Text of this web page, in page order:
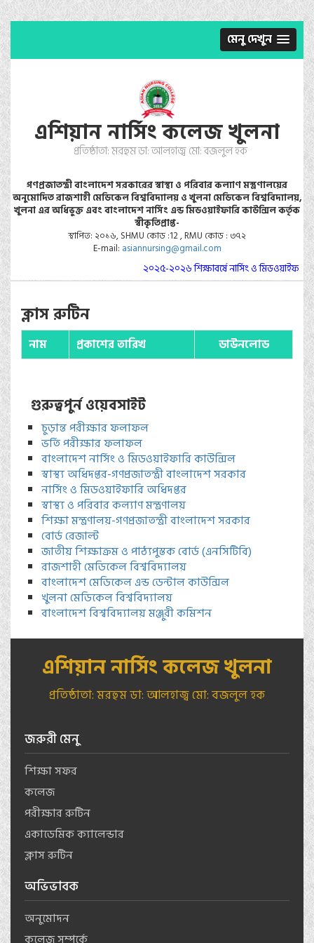
মেনু দেখুন
এশিয়ান নার্সিং কলেজ খুলনা
প্রতিষ্ঠাতা: মরহুম ডা: আলহাজ্ব মো: বজলুল হক
গণপ্রজাতন্ত্রী বাংলাদেশ সরকারের স্বাস্থ্য ও পরিবার কল্যাণ মস্ত্রণালয়ের
অনুমোদিত রাজশাহী মেডিকেল বিশ্ববিদ্যালয় ও খুলনা মেডিকেল বিশ্ববিদ্যালয়,
খুলনা এর অধিভুক্ত এবং বাংলাদেশ নার্সিং এন্ড মিডওয়াইফারি কাউন্সিল কর্তৃক
স্বীকৃতিপ্রাপ্ত-
স্থাপিত: ২০১৬, SHMU কোড :12 , RMU কোড : ৩৭২
E-mail: asiannursing@gmail.com
২০২৫-২০২৬ শিক্ষাবর্ষে নার্সিং ও
ক্লাস রুটিন
নাম প্রকাশের তারিখ ডাউনলোড
গুরুত্বপুর্ন ওয়েবসাইট
চুড়ান্ত পরীক্ষার ফলাফল
ভর্তি পরীক্ষার ফলাফল
বাংলাদেশ নার্সিং ও মিডওয়াইফারি কাউন্সিল
স্বাস্থ্য অধিদপ্তর-গণপ্রজাতন্ত্রী বাংলাদেশ সরকার
নার্সিং ও মিডওয়াইফারি অধিদপ্তর
স্বাস্থ্য ও পরিবার কল্যাণ মন্ত্রণালয়
শিক্ষা মন্ত্রণালয়-গণপ্রজাতন্ত্রী বাংলাদেশ সরকার
বোর্ড রেজাল্ট
জাতীয় শিক্ষাক্রম ও পাঠ্যপুস্তক বোর্ড (এনসিটিবি)
রাজশাহী মেডিকেল বিশ্ববিদ্যালয়
বাংলাদেশ মেডিকেল এন্ড ডেন্টাল কাউন্সিল
খুলনা মেডিকেল বিশ্ববিদ্যালয়
বাংলাদেশ বিশ্ববিদ্যালয় মঞ্জুরী কমিশন
এশিয়ান নার্সিং কলেজ খুলনা
প্রতিষ্ঠাতা: মরহুম ডা: আলহাজ্ব মো: বজলুল হক
জরুরী মেনু
শিক্ষা সফর
কলেজ
পরীক্ষার রুটিন
একাডেমিক ক্যালেন্ডার
ক্লাস রুটিন
অভিভাবক
অনুমোদন